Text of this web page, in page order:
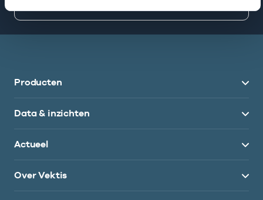
Producten
Data & inzichten
Actueel
Over Vektis